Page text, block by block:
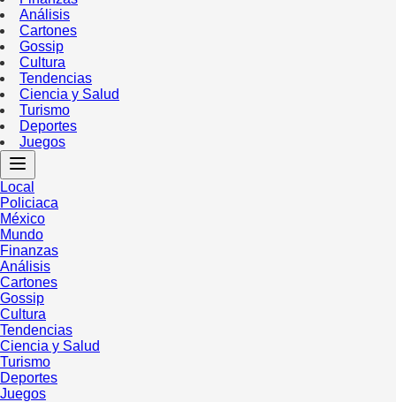
Análisis
Cartones
Gossip
Cultura
Tendencias
Ciencia y Salud
Turismo
Deportes
Juegos
Local
Policiaca
México
Mundo
Finanzas
Análisis
Cartones
Gossip
Cultura
Tendencias
Ciencia y Salud
Turismo
Deportes
Juegos